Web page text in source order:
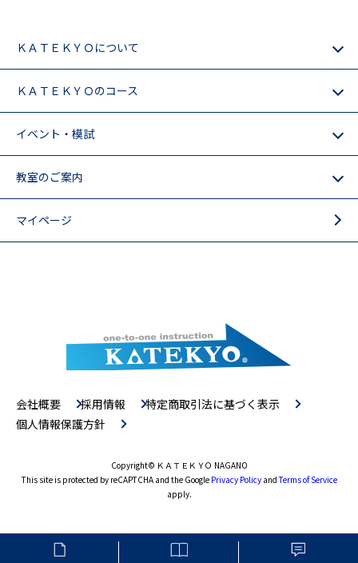
ＫＡＴＥＫＹＯについて
ＫＡＴＥＫＹＯのコース
イベント・模試
教室のご案内
マイページ
会社概要 採用情報
特定商取引法に基づく表示
個人情報保護方針
Copyright© ＫＡＴＥＫＹＯ NAGANO
This site is protected by reCAPTCHA and the Google Privacy PolicyandTerms of Service
apply.